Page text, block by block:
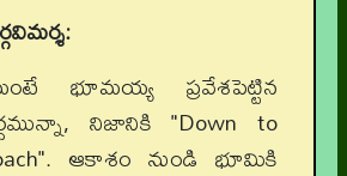
భూమయ్య ప్రవేశపెట్టిన
నిజానికి "Down to
ఆకాశం నుండి భూమికి